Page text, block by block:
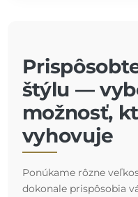
štýlu —
možnosť,
vyhovuje
Ponúkame rôzne
dokonale prispôsobia